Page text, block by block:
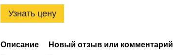
Узнать цену
Описание
Новый отзыв или комментарий